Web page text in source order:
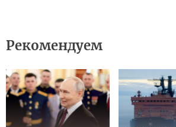
Рекомендуем